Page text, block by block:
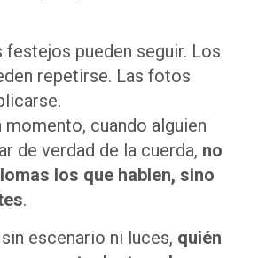
festejos pueden seguir. Los
repetirse. Las fotos
momento, cuando alguien
de verdad de la cuerda, no
los que hablen, sino
.
escenario ni luces, quién